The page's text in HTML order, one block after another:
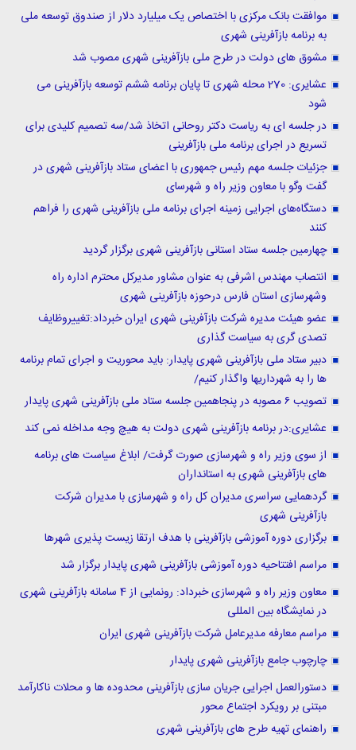
موافقت بانک مرکزی با اختصاص یک میلیارد دلار از صندوق توسعه ملی
به برنامه بازآفرینی شهری
مشوق های دولت در طرح ملی بازآفرینی شهری مصوب شد
عشایری: 270 محله شهری تا پایان برنامه ششم توسعه بازآفرینی می
شود
در جلسه ای به ریاست دکتر روحانی اتخاذ شد/سه تصمیم کلیدی برای
تسریع در اجرای برنامه ملی بازآفرینی
جزئیات جلسه مهم رئیس جمهوری با اعضای ستاد بازآفرینی شهری در
گفت وگو با معاون وزیر راه و شهرسای
دستگاه‌های اجرایی زمینه اجرای برنامه ملی بازآفرینی شهری را فراهم
کنند
چهارمین جلسه ستاد استانی بازآفرینی شهری برگزار گردید
انتصاب مهندس اشرفی به عنوان مشاور مدیرکل محترم اداره راه
وشهرسازی استان فارس درحوزه بازآفرینی شهری
عضو هیئت مدیره شرکت بازآفرینی شهری ایران خبرداد:تغییروظایف
تصدی گری به سیاست گذاری
دبیر ستاد ملی بازآفرینی شهری پایدار: باید محوریت و اجرای تمام برنامه
ها را به شهرداریها واگذار کنیم/
تصویب ۶ مصوبه در پنجاهمین جلسه ستاد ملی بازآفرینی شهری پایدار
عشایری:در برنامه بازآفرینی شهری دولت به هیچ وجه مداخله نمی کند
از سوی وزیر راه و شهرسازی صورت گرفت/ ابلاغ سیاست های برنامه
های بازآفرینی شهری به استانداران
گردهمایی سراسری مدیران کل راه و شهرسازی با مدیران شرکت
بازآفرینی شهری
برگزاری دوره آموزشی بازآفرینی با هدف ارتقا زیست پذیری شهرها
مراسم افتتاحیه دوره آموزشی بازآفرینی شهری پایدار برگزار شد
معاون وزیر راه و شهرسازی خبرداد: رونمایی از 4 سامانه بازآفرینی شهری
در نمایشگاه بین المللی
مراسم معارفه مدیرعامل شرکت بازآفرینی شهری ایران
چارچوب جامع بازآفرینی شهری پایدار
دستورالعمل اجرایی جریان سازی بازآفرینی محدوده ها و محلات ناکارآمد
مبتنی بر رویکرد اجتماع محور
راهنمای تهیه طرح های بازآفرینی شهری